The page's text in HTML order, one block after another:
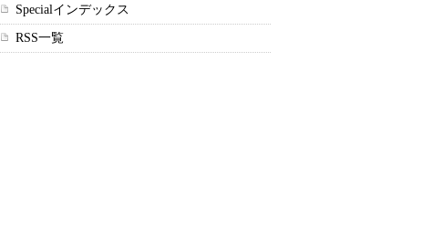
Specialインデックス
RSS一覧